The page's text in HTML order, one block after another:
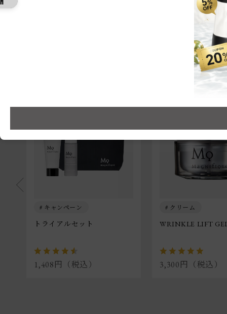
キャンペーン
トライアルセット
1,408円（税込）
クリーム
WRINKLE LIFT
3,300円（税込）